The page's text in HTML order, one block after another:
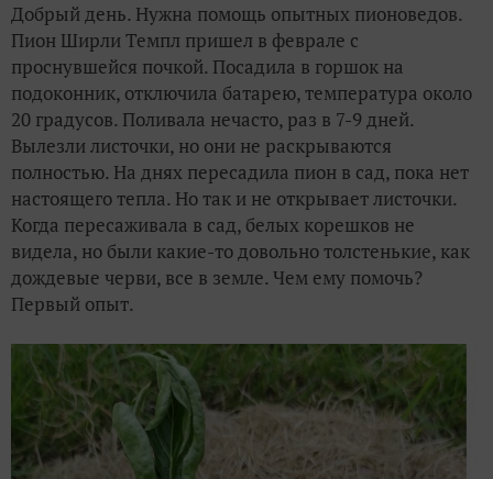
Добрый день. Нужна помощь опытных пионоведов.
Пион Ширли Темпл пришел в феврале с
проснувшейся почкой. Посадила в горшок на
подоконник, отключила батарею, температура около
20 градусов. Поливала нечасто, раз в 7-9 дней.
Вылезли листочки, но они не раскрываются
полностью. На днях пересадила пион в сад, пока нет
настоящего тепла. Но так и не открывает листочки.
Когда пересаживала в сад, белых корешков не
видела, но были какие-то довольно толстенькие, как
дождевые черви, все в земле. Чем ему помочь?
Первый опыт.